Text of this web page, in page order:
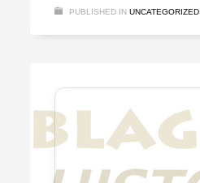
PUBLISHED IN UNCATEGORIZED